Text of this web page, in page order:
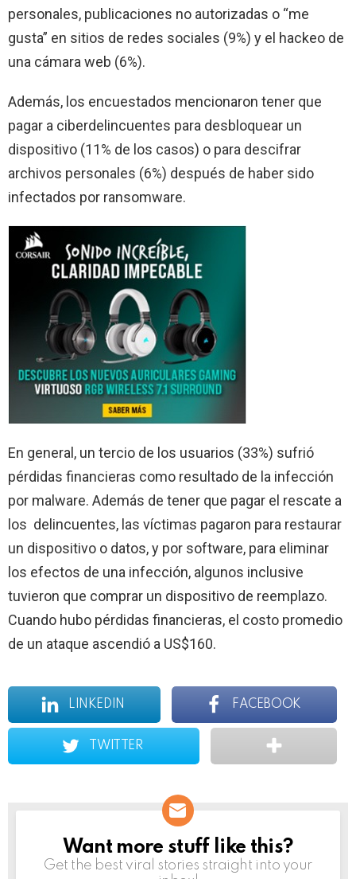
personales, publicaciones no autorizadas o “me
gusta” en sitios de redes sociales (9%) y el hackeo de
una cámara web (6%).
Además, los encuestados mencionaron tener que
pagar a ciberdelincuentes para desbloquear un
dispositivo (11% de los casos) o para descifrar
archivos personales (6%) después de haber sido
infectados por ransomware.
En general, un tercio de los usuarios (33%) sufrió
pérdidas financieras como resultado de la infección
por malware. Además de tener que pagar el rescate a
los delincuentes, las víctimas pagaron para restaurar
un dispositivo o datos, y por software, para eliminar
los efectos de una infección, algunos inclusive
tuvieron que comprar un dispositivo de reemplazo.
Cuando hubo pérdidas financieras, el costo promedio
de un ataque ascendió a US$160.
LINKEDIN FACEBOOK
TWITTER
NEWSLETTER
Want more stuff like this?
Get the best viral stories straight into your